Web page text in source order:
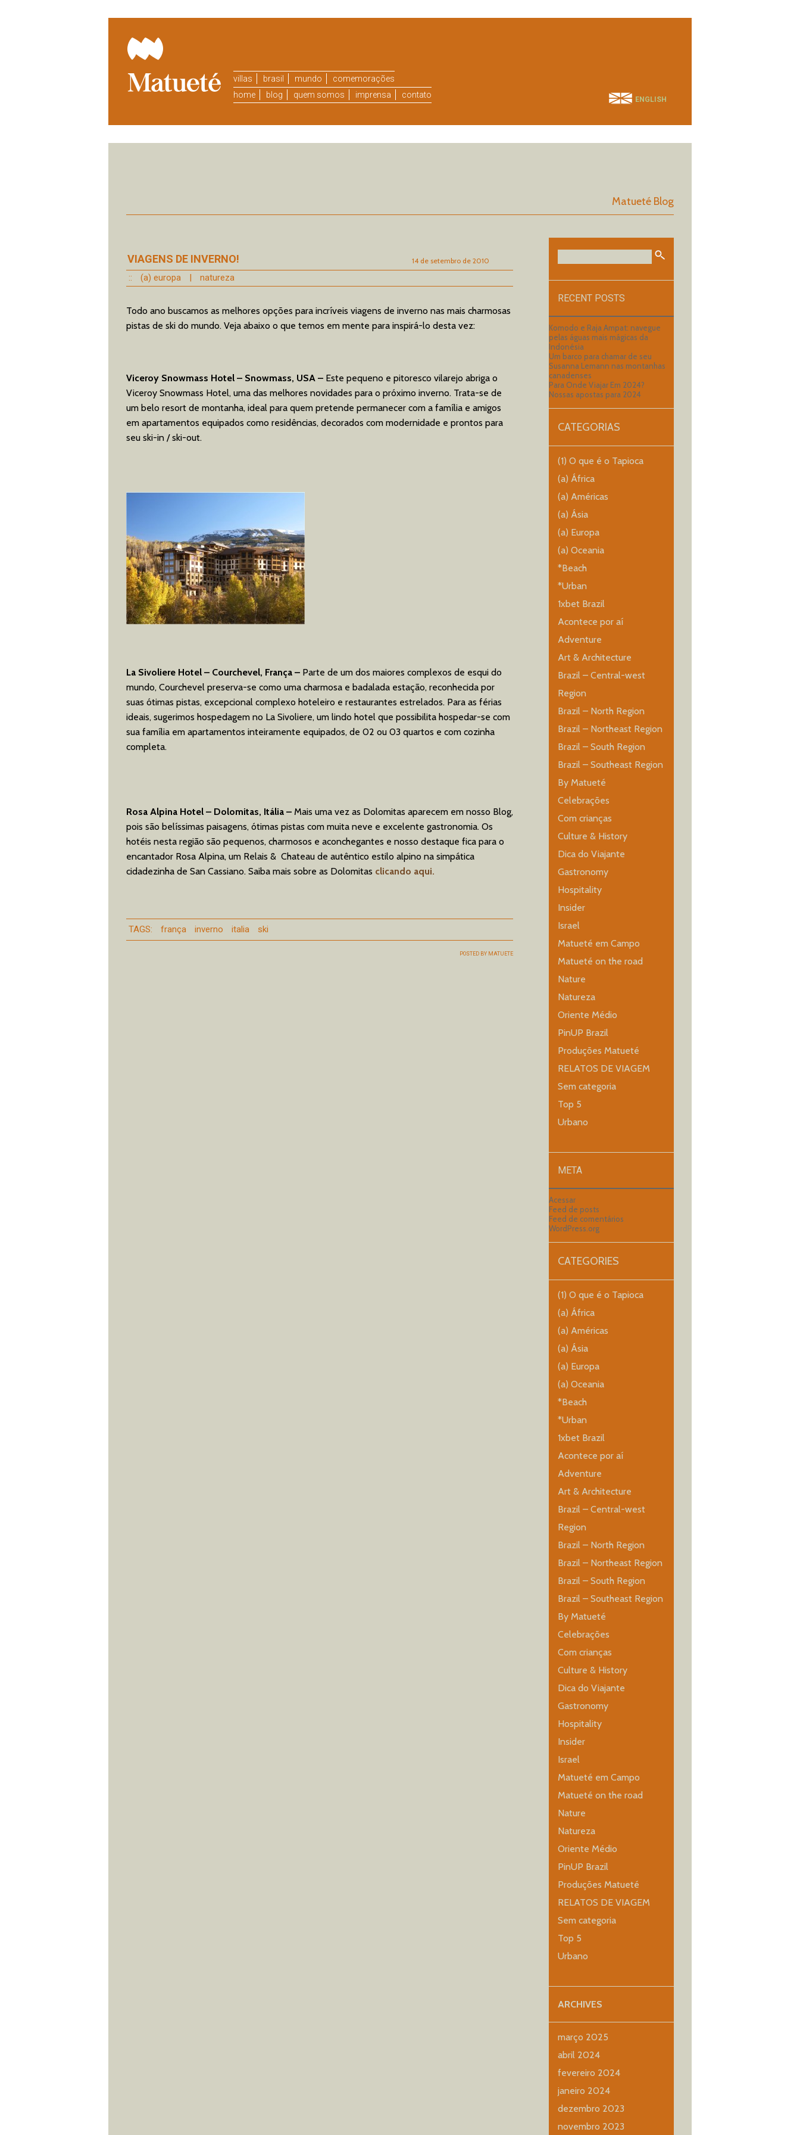
ENGLISH
home blog quem somos imprensa contato
villas brasil mundo comemorações
Matueté Blog
VIAGENS DE INVERNO! 14 de setembro de 2010
:: (a) europa | natureza
Todo ano buscamos as melhores opções para incríveis viagens de inverno nas mais charmosas
pistas de ski do mundo. Veja abaixo o que temos em mente para inspirá-lo desta vez:
Viceroy Snowmass Hotel – Snowmass, USA – Este pequeno e pitoresco vilarejo abriga o
Viceroy Snowmass Hotel, uma das melhores novidades para o próximo inverno. Trata-se de
um belo resort de montanha, ideal para quem pretende permanecer com a família e amigos
em apartamentos equipados como residências, decorados com modernidade e prontos para
seu ski-in / ski-out.
La Sivoliere Hotel – Courchevel, França – Parte de um dos maiores complexos de esqui do
mundo, Courchevel preserva-se como uma charmosa e badalada estação, reconhecida por
suas ótimas pistas, excepcional complexo hoteleiro e restaurantes estrelados. Para as férias
ideais, sugerimos hospedagem no La Sivoliere, um lindo hotel que possibilita hospedar-se com
sua família em apartamentos inteiramente equipados, de 02 ou 03 quartos e com cozinha
completa.
Rosa Alpina Hotel – Dolomitas, Itália – Mais uma vez as Dolomitas aparecem em nosso Blog,
pois são belíssimas paisagens, ótimas pistas com muita neve e excelente gastronomia. Os
hotéis nesta região são pequenos, charmosos e aconchegantes e nosso destaque fica para o
encantador Rosa Alpina, um Relais & Chateau de autêntico estilo alpino na simpática
cidadezinha de San Cassiano. Saiba mais sobre as Dolomitas clicando aqui.
TAGS: frança inverno italia ski
POSTED BY MATUETE
RECENT POSTS
Komodo e Raja Ampat: navegue
pelas águas mais mágicas da
Indonésia
Um barco para chamar de seu
Susanna Lemann nas montanhas
canadenses
Para Onde Viajar Em 2024?
Nossas apostas para 2024
CATEGORIAS
(1) O que é o Tapioca
(a) África
(a) Américas
(a) Ásia
(a) Europa
(a) Oceania
*Beach
*Urban
1xbet Brazil
Acontece por aí
Adventure
Art & Architecture
Brazil – Central-west
Region
Brazil – North Region
Brazil – Northeast Region
Brazil – South Region
Brazil – Southeast Region
By Matueté
Celebrações
Com crianças
Culture & History
Dica do Viajante
Gastronomy
Hospitality
Insider
Israel
Matueté em Campo
Matueté on the road
Nature
Natureza
Oriente Médio
PinUP Brazil
Produções Matueté
RELATOS DE VIAGEM
Sem categoria
Top 5
Urbano
META
Acessar
Feed de posts
Feed de comentários
WordPress.org
CATEGORIES
(1) O que é o Tapioca
(a) África
(a) Américas
(a) Ásia
(a) Europa
(a) Oceania
*Beach
*Urban
1xbet Brazil
Acontece por aí
Adventure
Art & Architecture
Brazil – Central-west
Region
Brazil – North Region
Brazil – Northeast Region
Brazil – South Region
Brazil – Southeast Region
By Matueté
Celebrações
Com crianças
Culture & History
Dica do Viajante
Gastronomy
Hospitality
Insider
Israel
Matueté em Campo
Matueté on the road
Nature
Natureza
Oriente Médio
PinUP Brazil
Produções Matueté
RELATOS DE VIAGEM
Sem categoria
Top 5
Urbano
ARCHIVES
março 2025
abril 2024
fevereiro 2024
janeiro 2024
dezembro 2023
novembro 2023